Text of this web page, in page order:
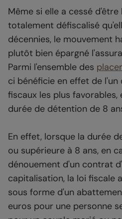
Même si elle a cessé d'être
totalement défiscalisé
décennies, le mouvement
plutôt bien épargné
Parmi l'ensemble des
ci bénéficie en effet de
fiscaux les plus
durée de détention de 8
En effet, lorsque la durée
ou supérieure à 8 ans, en
dénouement d'un contrat
capitalisation, la loi fiscale
sous forme d'un
euros pour une personne